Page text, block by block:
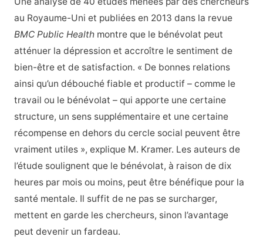
au Royaume-Uni et publiées en 2013 dans la revue
BMC Public Healthmontre que le bénévolat peut
atténuer la dépression et accroître le sentiment de
bien-être et de satisfaction. « De bonnes relations
ainsi qu’un débouché fiable et productif – comme le
travail ou le bénévolat – qui apporte une certaine
structure, un sens supplémentaire et une certaine
récompense en dehors du cercle social peuvent être
vraiment utiles », explique M. Kramer. Les auteurs de
l’étude soulignent que le bénévolat, à raison de dix
heures par mois ou moins, peut être bénéfique pour la
santé mentale. Il suffit de ne pas se surcharger,
mettent en garde les chercheurs, sinon l’avantage
peut devenir un fardeau.